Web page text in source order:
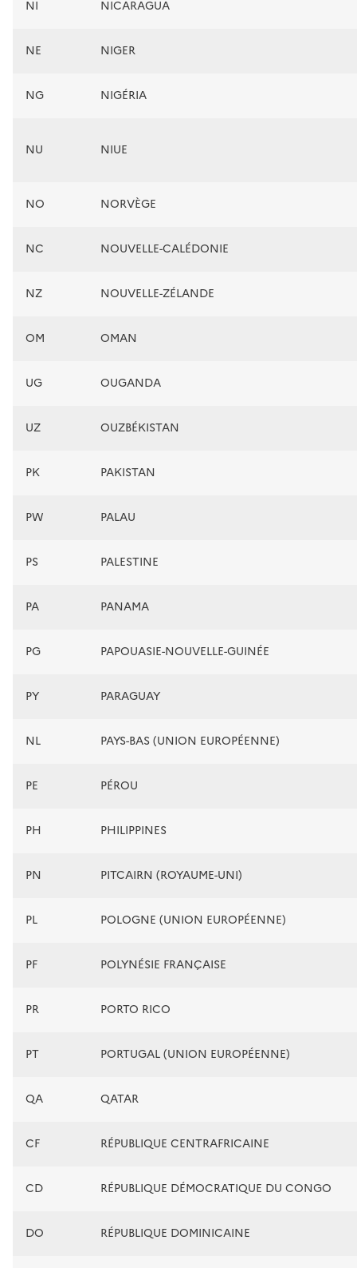
NI NICARAGUA
NE NIGER
NG NIGÉRIA
NU NIUE
NO NORVÈGE
NC NOUVELLE-CALÉDONIE
NZ NOUVELLE-ZÉLANDE
OM OMAN
UG OUGANDA
UZ OUZBÉKISTAN
PK PAKISTAN
PW PALAU
PS PALESTINE
PA PANAMA
PG PAPOUASIE-NOUVELLE-GUINÉE
PY PARAGUAY
NL PAYS-BAS (UNION EUROPÉENNE)
PE PÉROU
PH PHILIPPINES
PN PITCAIRN (ROYAUME-UNI)
PL POLOGNE (UNION EUROPÉENNE)
PF POLYNÉSIE FRANÇAISE
PR PORTO RICO
PT PORTUGAL (UNION EUROPÉENNE)
QA QATAR
CF RÉPUBLIQUE CENTRAFRICAINE
CD RÉPUBLIQUE DÉMOCRATIQUE DU CONGO
DO RÉPUBLIQUE DOMINICAINE